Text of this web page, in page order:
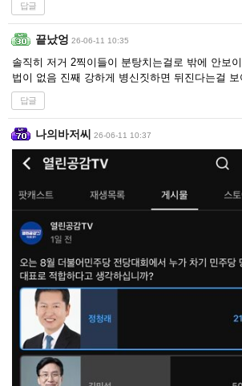
답글
끝났엉 26-06-11 10:35
솔직히 저거 2찍이들이 분탕치는걸로 밖에 안보
법이 없음 진째 강하게 병신짓하면 뒤진다는걸
답글
나의바저씨 26-06-11 10:37